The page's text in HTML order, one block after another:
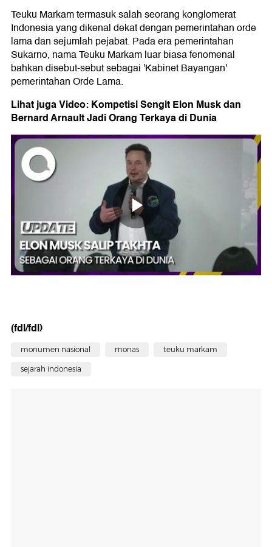
Teuku Markam termasuk salah seorang konglomerat
Indonesia yang dikenal dekat dengan pemerintahan orde
lama dan sejumlah pejabat. Pada era pemerintahan
Sukarno, nama Teuku Markam luar biasa fenomenal
bahkan disebut-sebut sebagai 'Kabinet Bayangan'
pemerintahan Orde Lama.
Lihat juga Video: Kompetisi Sengit Elon Musk dan
Bernard Arnault Jadi Orang Terkaya di Dunia
(fdl/fdl)
monumen nasional monas teuku markam
sejarah indonesia